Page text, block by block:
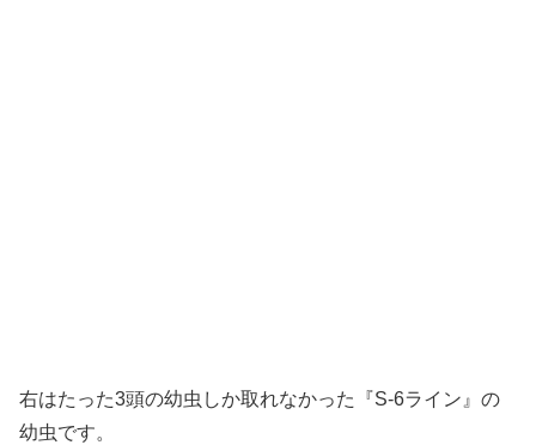
右はたった3頭の幼虫しか取れなかった『S-6ライン』の
幼虫です。